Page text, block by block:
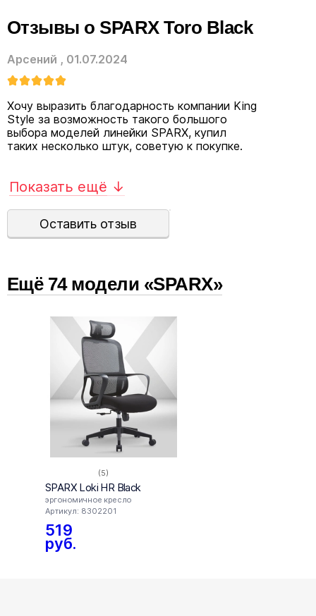
Отзывы о SPARX Toro Black
Арсений , 01.07.2024
Хочу выразить благодарность компании King
Style за возможность такого большого
выбора моделей линейки SPARX, купил
таких несколько штук, советую к покупке.
Показать ещё ↓
Оставить отзыв
Ещё 74 модели «SPARX»
(5)
SPARX Loki HR Black
эргономичное кресло
Артикул: 8302201
519
руб.